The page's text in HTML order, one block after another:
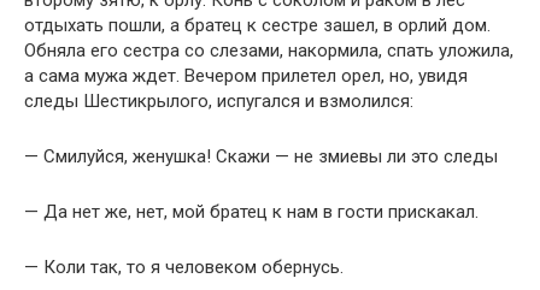
отдыхать пошли, а братец к сестре зашел, в орлий дом.
Обняла его сестра со слезами, накормила, спать уложила,
а сама мужа ждет. Вечером прилетел орел, но, увидя
следы Шестикрылого, испугался и взмолился:
— Смилуйся, женушка! Скажи — не змиевы ли это следы
— Да нет же, нет, мой братец к нам в гости прискакал.
— Коли так, то я человеком обернусь.